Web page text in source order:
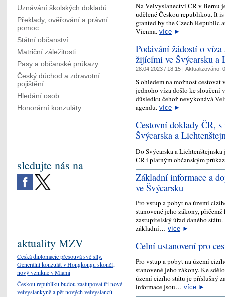
Na Velvyslanectví ČR v Bernu
udělené Českou republikou. It
granted by the Czech Republic
Vienna. více ►
Podávání žádostí o
žijícími ve Švýcarsku a
28.04.2023 / 18:15 | Aktualizováno:
S ohledem na možnost cestovat
jednoho víza došlo ke sloučení
důsledku čehož nevykonává
agendu. více ►
Cestovní doklady ČR,
Švýcarska a
Do Švýcarska a
ČR i platným občanským
Základní informace a
ve Švýcarsku
Pro vstup a pobyt na území
stanovené jeho zákony,
zastupitelský úřad daného
základní… více ►
Celní ustanovení pro
Pro vstup a pobyt na území
stanovené jeho zákony. Ke
území cizího státu je příslušný
informace jsou… více ►
Uznávání školských dokladů
Překlady, ověřování a právní
pomoc
Státní občanství
Matriční záležitosti
Pasy a občanské průkazy
Český důchod a zdravotní
pojištění
Hledání osob
Honorární konzuláty
sledujte nás na
aktuality MZV
Česká diplomacie přesouvá své síly.
Generální konzulát v Hongkongu skončí,
nový vznikne v Miami
Českou republiku budou zastupovat tři nové
velvyslankyně a pět nových velvyslanců